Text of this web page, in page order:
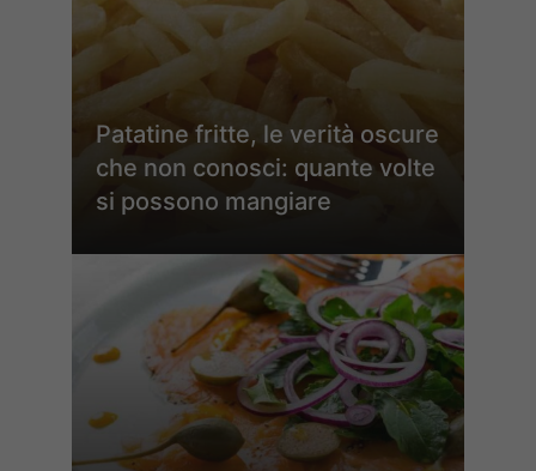
Patatine fritte, le verità oscure
che non conosci: quante volte
si possono mangiare